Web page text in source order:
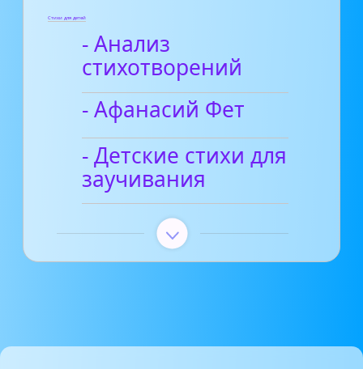
Стихи для детей
- Анализ
стихотворений
- Афанасий Фет
- Детские стихи для
заучивания